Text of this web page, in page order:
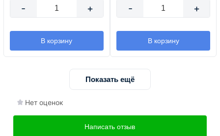
- +
В корзину
- +
В корзину
Показать ещё
Нет оценок
Написать отзыв